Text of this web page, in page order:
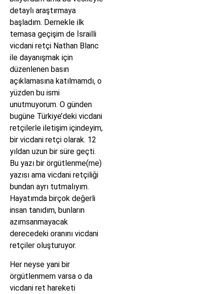
detaylı araştırmaya
başladım. Dernekle ilk
temasa geçişim de İsrailli
vicdani retçi Nathan Blanc
ile dayanışmak için
düzenlenen basın
açıklamasına katılmamdı, o
yüzden bu ismi
unutmuyorum. O günden
bugüne Türkiye’deki vicdani
retçilerle iletişim içindeyim,
bir vicdani retçi olarak. 12
yıldan uzun bir süre geçti.
Bu yazı bir örgütlenme(me)
yazısı ama vicdani retçiliği
bundan ayrı tutmalıyım.
Hayatımda birçok değerli
insan tanıdım, bunların
azımsanmayacak
derecedeki oranını vicdani
retçiler oluşturuyor.
Her neyse yani bir
örgütlenmem varsa o da
vicdani ret hareketi